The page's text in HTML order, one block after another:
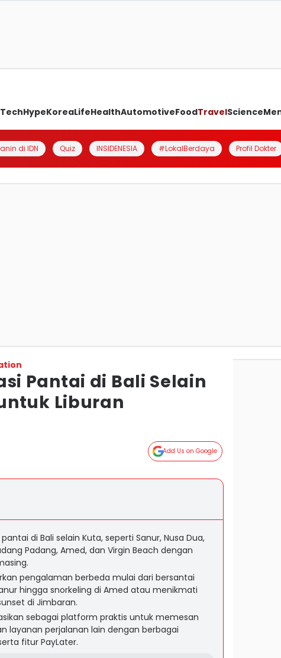
TechHypeKoreaLifeHealthAutomotiveFoodTravelScience
di IDN Quiz INSIDENESIA #LokalBerdaya Profil Dokter
Pantai di Bali Selain
Liburan
Add Us on Google
di Bali selain Kuta, seperti Sanur, Nusa Dua,
Padang, Amed, dan Virgin Beach dengan
pengalaman berbeda mulai dari bersantai
hingga snorkeling di Amed atau menikmati
di Jimbaran.
sebagai platform praktis untuk memesan
layanan perjalanan lain dengan berbagai
fitur PayLater.